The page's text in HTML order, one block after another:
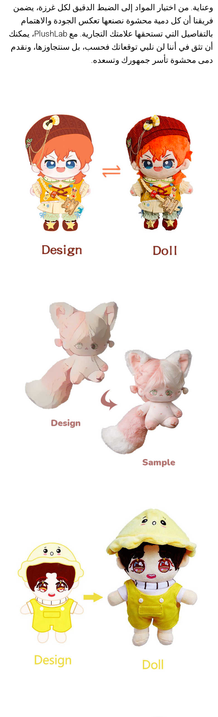
وعناية. من اختيار المواد إلى الضبط الدقيق لكل غرزة، يضمن
فريقنا أن كل دمية محشوة نصنعها تعكس الجودة والاهتمام
بالتفاصيل التي تستحقها علامتك التجارية. مع PlushLab، يمكنك
أن تثق في أننا لن نلبي توقعاتك فحسب، بل سنتجاوزها، ونقدم
دمى محشوة تأسر جمهورك وتسعده.